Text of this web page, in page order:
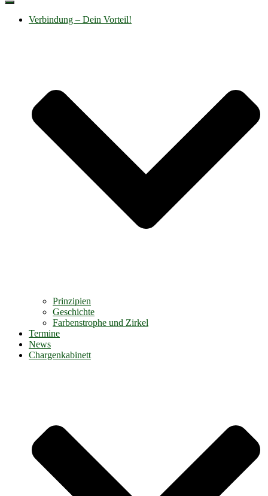
Navigation
umschalten
Verbindung – Dein Vorteil!
Prinzipien
Geschichte
Farbenstrophe und Zirkel
Termine
News
Chargenkabinett